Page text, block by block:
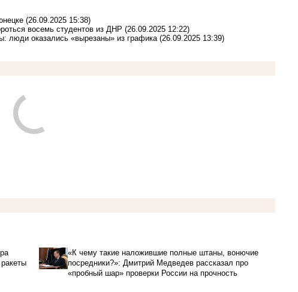
(26.09.2025 15:38)
восемь студентов из ДНР (26.09.2025 12:22)
люди оказались «вырезаны» из графика (26.09.2025 13:39)
«К чему такие наложившие полные штаны, вонючие
посредники?»: Дмитрий Медведев рассказал про
«пробный шар» проверки России на прочность